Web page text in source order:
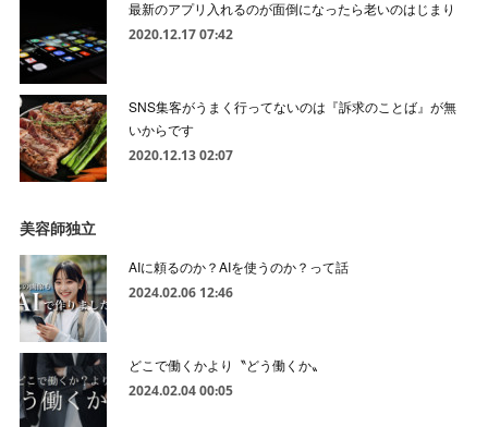
最新のアプリ入れるのが面倒になったら老いのはじまり
2020.12.17 07:42
SNS集客がうまく行ってないのは『訴求のことば』が無
いからです
2020.12.13 02:07
美容師独立
AIに頼るのか？AIを使うのか？って話
2024.02.06 12:46
どこで働くかより〝どう働くか〟
2024.02.04 00:05